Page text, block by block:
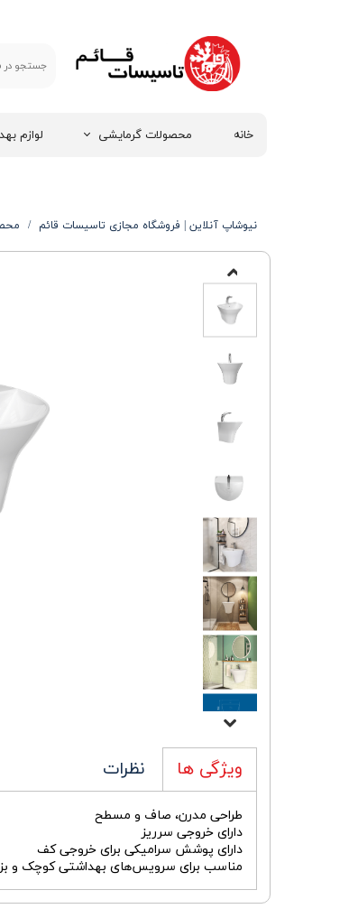
خانه محصولات گرمایشی لوازم
نیوشاپ آنلاین | فروشگاه مجازی تاسیسات قائم
ویژگی ها نظرات
طراحی مدرن، صاف و مسطح
دارای خروجی سرریز
دارای پوشش سرامیکی برای خروجی کف
مناسب برای سرویس‌های بهداشتی کوچک و